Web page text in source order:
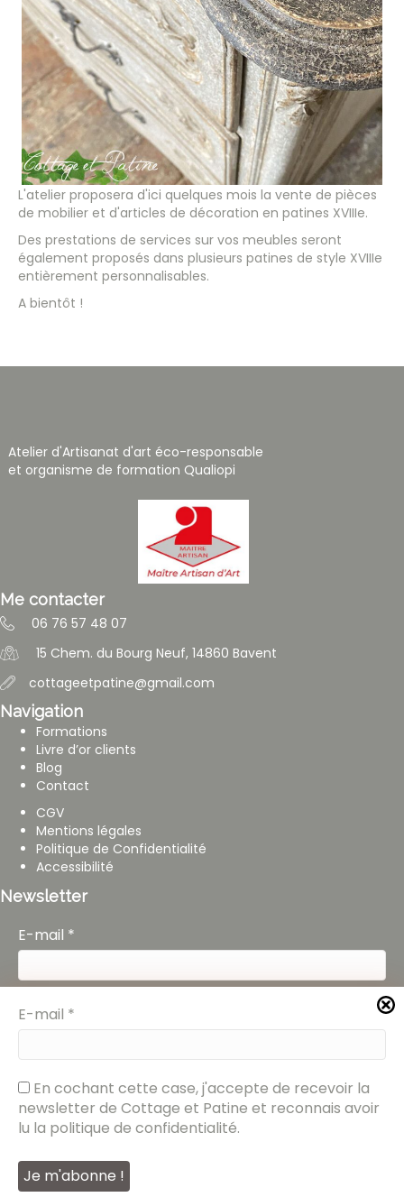
L'atelier proposera d'ici quelques mois la vente de pièces
de mobilier et d'articles de décoration en patines XVIIIe.
Des prestations de services sur vos meubles seront
également proposés dans plusieurs patines de style XVIIIe
entièrement personnalisables.
A bientôt !
E-mail *
En cochant cette case, j'accepte de recevoir la
newsletter de Cottage et Patine et reconnais avoir
lu la politique de confidentialité.
Atelier d'Artisanat d'art éco-responsable
et organisme de formation Qualiopi
Me contacter
06 76 57 48 07
15 Chem. du Bourg Neuf, 14860 Bavent
cottageetpatine@gmail.com
Navigation
Formations
Livre d’or clients
Blog
Contact
CGV
Mentions légales
Politique de Confidentialité
Accessibilité
Newsletter
E-mail *
En cochant cette case, j'accepte de recevoir la
newsletter de Cottage et Patine et reconnais avoir
Annuaire Français des Professionnels